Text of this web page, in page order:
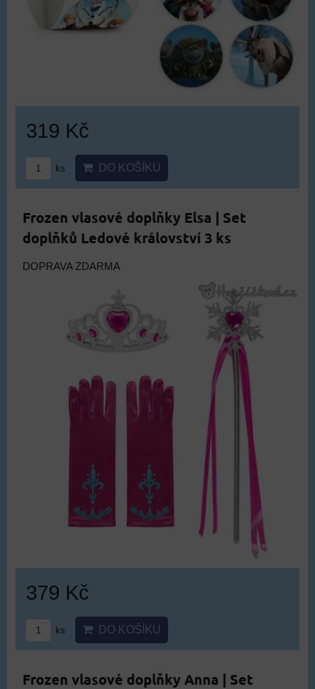
319 Kč
ks DO KOŠÍKU
Frozen vlasové doplňky Elsa | Set
doplňků Ledové království 3 ks
DOPRAVA ZDARMA
379 Kč
ks DO KOŠÍKU
Frozen vlasové doplňky Anna | Set